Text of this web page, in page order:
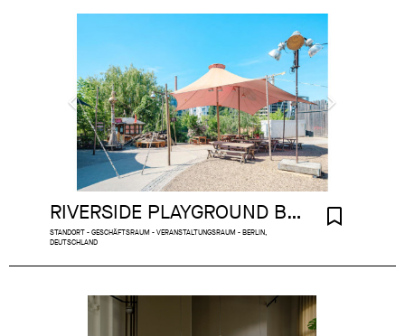
RIVERSIDE PLAYGROUND BERLIN
STANDORT - GESCHÄFTSRAUM - VERANSTALTUNGSRAUM - BERLIN,
DEUTSCHLAND